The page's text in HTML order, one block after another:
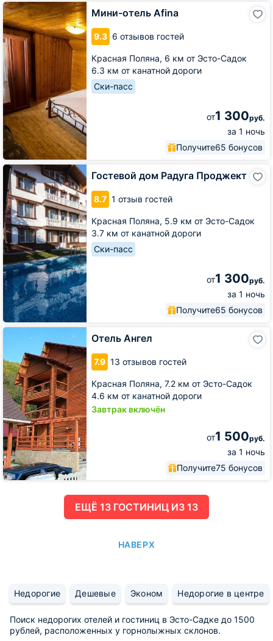
Мини-отель Afina
9.3 6 отзывов гостей
Красная Поляна, 6 км от Эсто-Садок
6.3 км от канатной дороги
Ски-пасс
от1 300руб.
за 1 ночь
Получите65 бонусов
Мини-
отель
Afina
Гостевой дом Радуга Проджект
8.7 1 отзыв гостей
Красная Поляна, 5.9 км от Эсто-Садок
3.7 км от канатной дороги
Ски-пасс
от1 300руб.
за 1 ночь
Получите65 бонусов
Гостевой
дом
Радуга
Проджект
Отель Ангел
7.9 13 отзывов гостей
Красная Поляна, 7.2 км от Эсто-Садок
4.6 км от канатной дороги
Завтрак включён
от1 500руб.
за 1 ночь
Получите75 бонусов
Отель
ЕЩË 13 ГОСТИНИЦ ИЗ 13
НАВЕРХ
Недорогие Дешевые Эконом Недорогие в центре
Поиск недорогих отелей и гостиниц в Эсто-Садке до 1500
рублей, расположенных у горнолыжных склонов.